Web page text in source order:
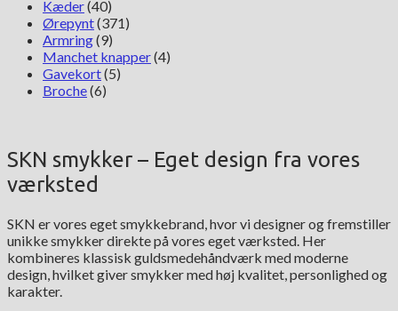
Kæder(40)
Ørepynt(371)
Armring(9)
Manchet knapper(4)
Gavekort(5)
Broche(6)
SKN smykker – Eget design fra vores
værksted
SKN er vores eget smykkebrand, hvor vi designer og fremstiller
unikke smykker direkte på vores eget værksted. Her
kombineres klassisk guldsmedehåndværk med moderne
design, hvilket giver smykker med høj kvalitet, personlighed og
karakter.